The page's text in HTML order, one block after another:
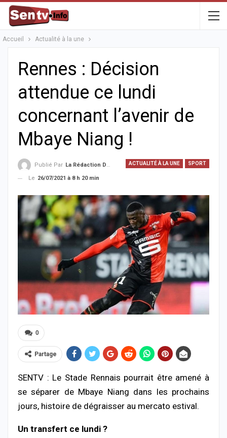
Accueil Actualité à la une
Rennes : Décision
attendue ce lundi
concernant l’avenir de
Mbaye Niang !
ACTUALITÉ À LA UNE SPORT
Publié Par La Rédaction De La SenTV.info
Le 26/07/2021 à 8 h 20 min
0
Partage
SENTV : Le Stade Rennais pourrait être amené à
se séparer de Mbaye Niang dans les prochains
jours, histoire de dégraisser au mercato estival.
Un transfert ce lundi ?